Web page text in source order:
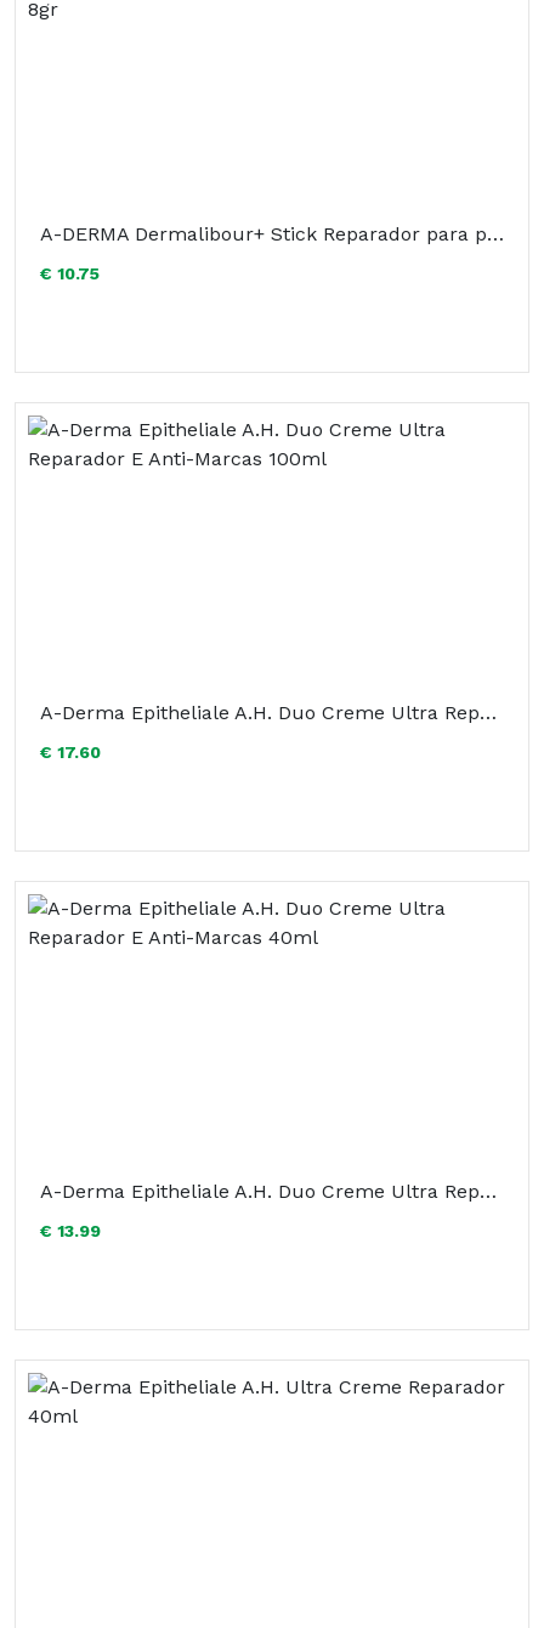
A-DERMA Dermalibour+ Stick Reparador para pele com irritações cutâneas seca. Embalagem de 8gr
€ 10.75
A-Derma Epitheliale A.H. Duo Creme Ultra Reparador E Anti-Marcas 100ml
€ 17.60
A-Derma Epitheliale A.H. Duo Creme Ultra Reparador E Anti-Marcas 40ml
€ 13.99